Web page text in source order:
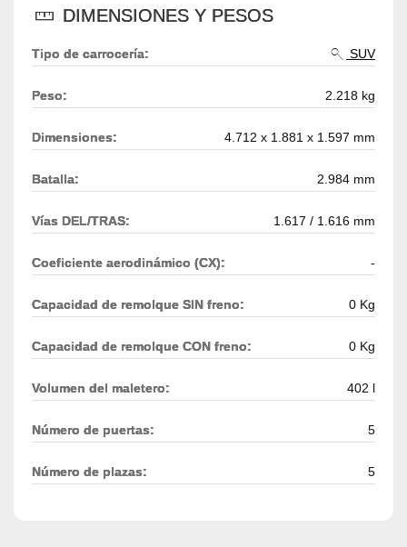
DIMENSIONES Y PESOS
Tipo de carrocería: SUV
Peso: 2.218 kg
Dimensiones: 4.712 x 1.881 x 1.597 mm
Batalla: 2.984 mm
Vías DEL/TRAS: 1.617 / 1.616 mm
Coeficiente aerodinámico (CX): -
Capacidad de remolque SIN freno: 0 Kg
Capacidad de remolque CON freno: 0 Kg
Volumen del maletero: 402 l
Número de puertas: 5
Número de plazas: 5